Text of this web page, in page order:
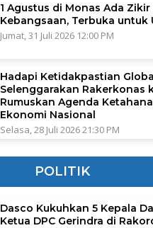
1 Agustus di Monas Ada
Kebangsaan, Terbuka untuk
Jumat, 31 Juli 2026 12:00 PM
Hadapi Ketidakpastian
Selenggarakan Rakerkonas
Rumuskan Agenda
Ekonomi Nasional
Selasa, 28 Juli 2026 21:30 PM
POLITIK
Dasco Kukuhkan 5 Kepala
Ketua DPC Gerindra di